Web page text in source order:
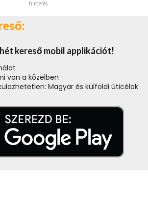
hirdetés
kereső mobil applikációt!
van a közelben
Magyar és külföldi úticélok